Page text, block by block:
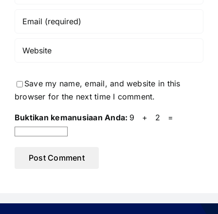
Save my name, email, and website in this
browser for the next time I comment.
Buktikan kemanusiaan Anda: 9 + 2 =